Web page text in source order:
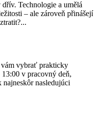
Technologie a umělá
– ale zároveň přinášejí
vám vybrať prakticky
v pracovný deň,
najneskôr nasledujúci